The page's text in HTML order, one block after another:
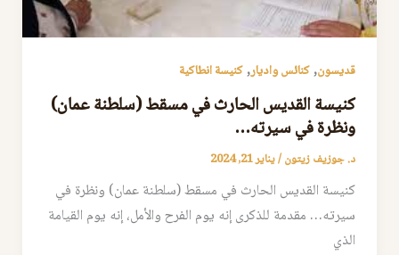
قديسون,كنائس واديار,كنيسة انطاكية
كنيسة القديس الحارث في مسقط (سلطنة عمان)
ونظرة في سيرته…
د. جوزيف زيتون/يناير 21, 2024
كنيسة القديس الحارث في مسقط (سلطنة عمان) ونظرة في
سيرته… مقدمة للذكرى إنه يوم الفرح والأمل، إنه يوم القيامة
الذي